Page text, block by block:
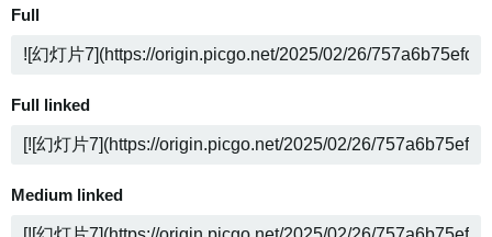
Full
Full linked
Medium linked